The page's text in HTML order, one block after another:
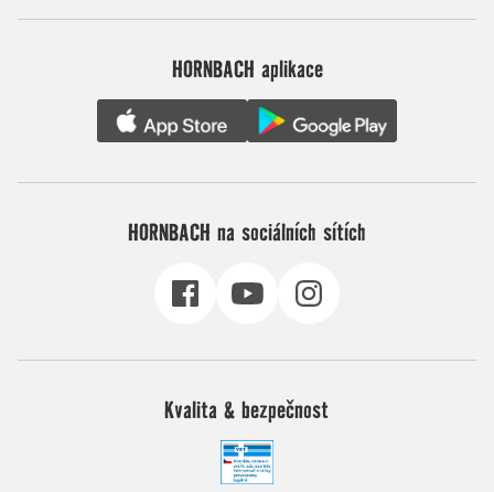
HORNBACH aplikace
HORNBACH na sociálních sítích
Kvalita & bezpečnost